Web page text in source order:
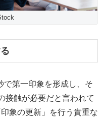
で第一印象を形成し、そ
接触が必要だと言われて
象の更新」を行う貴重な